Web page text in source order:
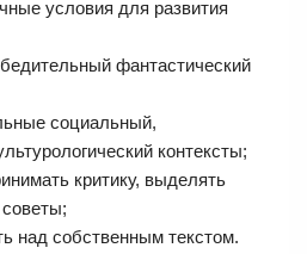
условия для развития
фантастический
социальный,
контексты;
критику, выделять
над собственным текстом.